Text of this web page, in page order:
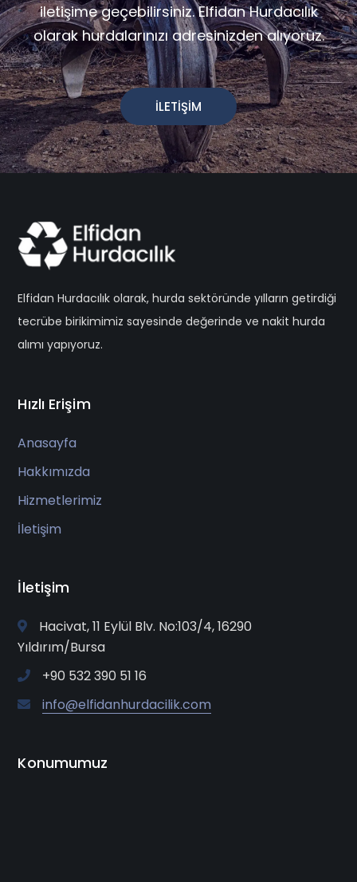
iletişime geçebilirsiniz. Elfidan Hurdacılık
olarak hurdalarınızı adresinizden alıyoruz.
İLETİŞİM
Elfidan Hurdacılık olarak, hurda sektöründe yılların getirdiği
tecrübe birikimimiz sayesinde değerinde ve nakit hurda
alımı yapıyoruz.
Hızlı Erişim
Anasayfa
Hakkımızda
Hizmetlerimiz
İletişim
İletişim
Hacivat, 11 Eylül Blv. No:103/4, 16290
Yıldırım/Bursa
+90 532 390 51 16
info@elfidanhurdacilik.com
Konumumuz